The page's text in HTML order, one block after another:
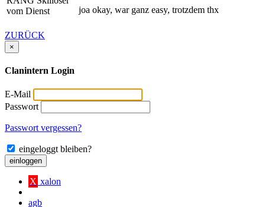
vom Dienst
joa okay, war ganz easy, trotzdem thx
ZURÜCK
×
Clanintern Login
E-Mail
Passwort
Passwort vergessen?
eingeloggt bleiben?
einloggen
X xalon
agb